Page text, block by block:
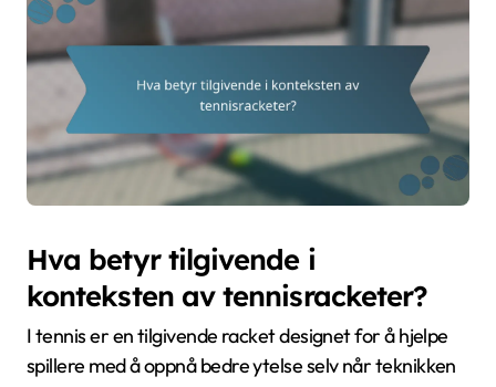
Hva betyr tilgivende i
konteksten av tennisracketer?
I tennis er en tilgivende racket designet for å hjelpe
spillere med å oppnå bedre ytelse selv når teknikken